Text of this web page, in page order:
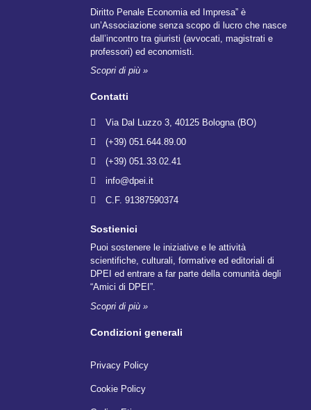
Diritto Penale Economia ed Impresa” è
un’Associazione senza scopo di lucro che nasce
dall’incontro tra giuristi (avvocati, magistrati e
professori) ed economisti.
Scopri di più »
Contatti
Via Dal Luzzo 3, 40125 Bologna (BO)
(+39) 051.644.89.00
(+39) 051.33.02.41
info@dpei.it
C.F. 91387590374
Sostienici
Puoi sostenere le iniziative e le attività
scientifiche, culturali, formative ed editoriali di
DPEI ed entrare a far parte della comunità degli
“Amici di DPEI”.
Scopri di più »
Condizioni generali
Privacy Policy
Cookie Policy